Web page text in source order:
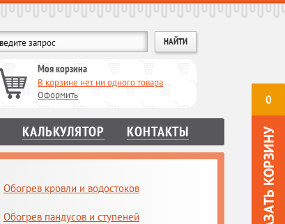
Моя корзина
В корзине нет ни одного товара
Оформить
КАЛЬКУЛЯТОР КОНТАКТЫ
Обогрев кровли и водостоков
Обогрев пандусов и ступеней
0